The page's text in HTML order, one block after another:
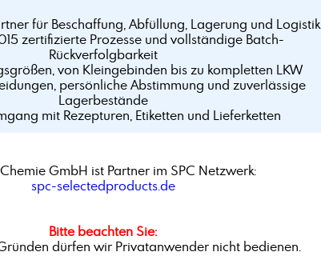
für Beschaffung, Abfüllung, Lagerung und Logistik
zertifizierte Prozesse und vollständige Batch-
Rückverfolgbarkeit
von Kleingebinden bis zu kompletten LKW
persönliche Abstimmung und zuverlässige
Lagerbestände
mit Rezepturen, Etiketten und Lieferketten
GmbH ist Partner im SPC Netzwerk:
spc-selectedproducts.de
Bitte beachten Sie:
dürfen wir Privatanwender nicht bedienen.